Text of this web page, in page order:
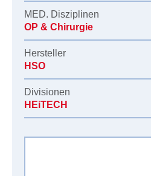
MED. Disziplinen
OP & Chirurgie
Hersteller
HSO
Divisionen
HEiTECH